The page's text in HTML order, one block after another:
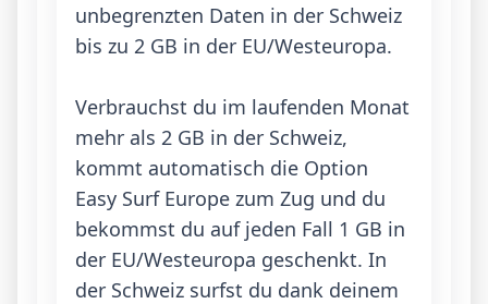
unbegrenzten Daten in der Schweiz
bis zu 2 GB in der EU/Westeuropa.
Verbrauchst du im laufenden Monat
mehr als 2 GB in der Schweiz,
kommt automatisch die Option
Easy Surf Europe zum Zug und du
bekommst du auf jeden Fall 1 GB in
der EU/Westeuropa geschenkt. In
der Schweiz surfst du dank deinem